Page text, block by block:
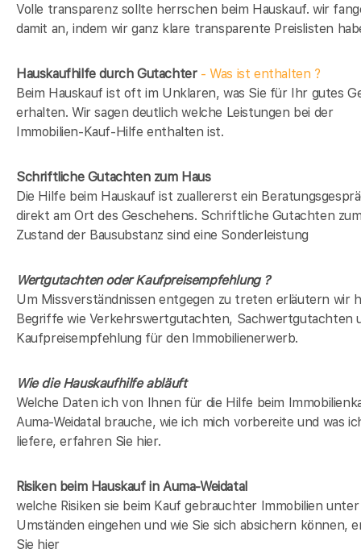
Volle transparenz sollte herrschen beim Hauskauf. wir
damit an, indem wir ganz klare transparente Preislisten
Hauskaufhilfe durch Gutachter- Was ist enthalten ?
Beim Hauskauf ist oft im Unklaren, was Sie für Ihr gutes
erhalten. Wir sagen deutlich welche Leistungen bei der
Immobilien-Kauf-Hilfe enthalten ist.
Schriftliche Gutachten zum Haus
Die Hilfe beim Hauskauf ist zuallererst ein
direkt am Ort des Geschehens. Schriftliche Gutachten
Zustand der Bausubstanz sind eine Sonderleistung
Wertgutachten oder Kaufpreisempfehlung ?
Um Missverständnissen entgegen zu treten erläutern wir
Begriffe wie Verkehrswertgutachten, Sachwertgutachten
Kaufpreisempfehlung für den Immobilienerwerb.
Wie die Hauskaufhilfe abläuft
Welche Daten ich von Ihnen für die Hilfe beim
Auma-Weidatal brauche, wie ich mich vorbereite und was
liefere, erfahren Sie hier.
Risiken beim Hauskaufin Auma-Weidatal
welche Risiken sie beim Kauf gebrauchter Immobilien unter
Umständen eingehen und wie Sie sich absichern können,
Sie hier